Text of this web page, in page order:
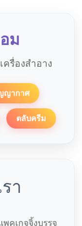
ม
รื่องสำอาง
ญากาศ
ตลับครีม
า
คเกจจิ้งบรรจุ